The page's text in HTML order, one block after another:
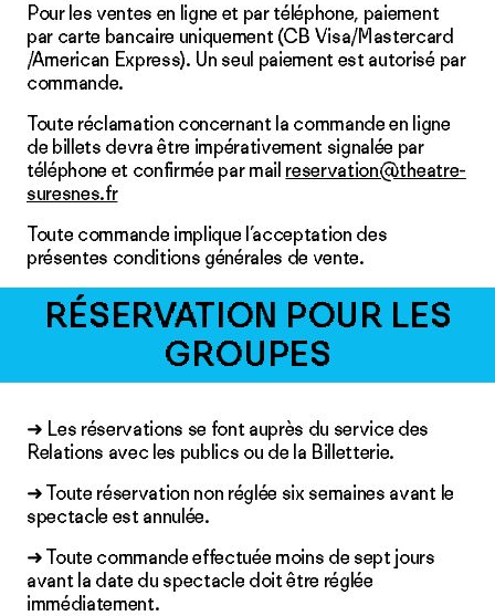
Pour les ventes en ligne et par téléphone, paiement
par carte bancaire uniquement (CB Visa/Mastercard
/American Express). Un seul paiement est autorisé par
commande.
Toute réclamation concernant la commande en ligne
de billets devra être impérativement signalée par
téléphone et confirmée par mail reservation@theatre-
suresnes.fr
Toute commande implique l’acceptation des
présentes conditions générales de vente.
RÉSERVATION POUR LES
GROUPES
➜ Les réservations se font auprès du service des
Relations avec les publics ou de la Billetterie.
➜ Toute réservation non réglée six semaines avant le
spectacle est annulée.
➜ Toute commande effectuée moins de sept jours
avant la date du spectacle doit être réglée
immédiatement.